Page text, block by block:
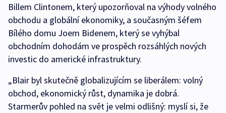
Billem Clintonem, který upozorňoval na výhody volného
obchodu a globální ekonomiky, a současným šéfem
Bílého domu Joem Bidenem, který se vyhýbal
obchodním dohodám ve prospěch rozsáhlých nových
investic do americké infrastruktury.
„Blair byl skutečně globalizujícím se liberálem: volný
obchod, ekonomický růst, dynamika je dobrá.
Starmerův pohled na svět je velmi odlišný: myslí si, že